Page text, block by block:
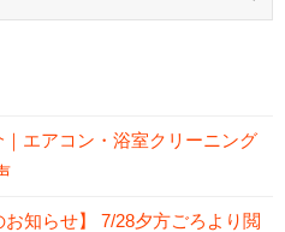
エアコン・浴室クリーニング
お知らせ】 7/28夕方ごろより閲